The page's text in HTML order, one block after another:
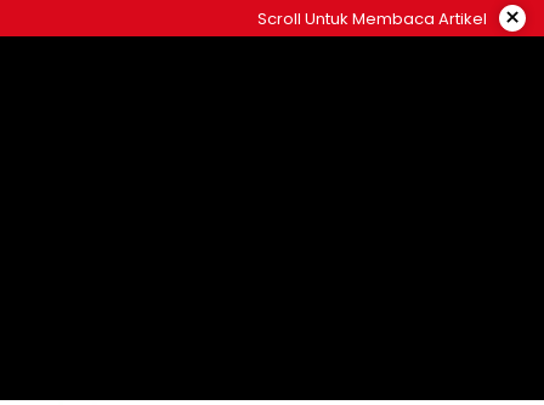
to
Scroll Untuk Membaca Artikel ×